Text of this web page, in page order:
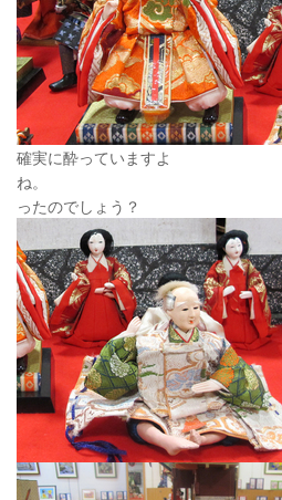
確実に酔っていますよ
ね。 何をそ
ったのでしょう？